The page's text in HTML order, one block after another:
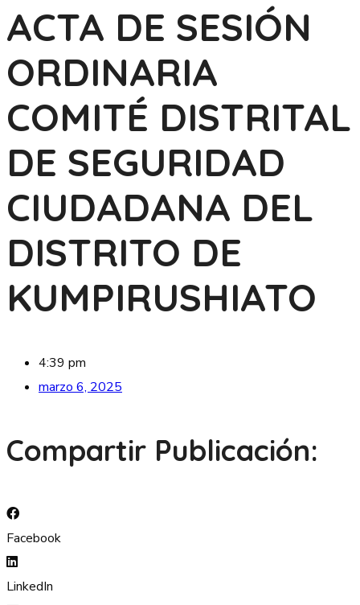
ACTA DE SESIÓN
ORDINARIA
COMITÉ DISTRITAL
DE SEGURIDAD
CIUDADANA DEL
DISTRITO DE
KUMPIRUSHIATO
4:39 pm
marzo 6, 2025
Compartir Publicación:
Facebook
LinkedIn